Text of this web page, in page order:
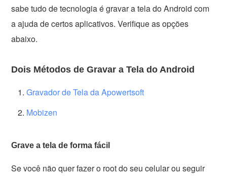
sabe tudo de tecnologia é gravar a tela do Android com
a ajuda de certos aplicativos. Verifique as opções
abaixo.
Dois Métodos de Gravar a Tela do Android
Gravador de Tela da Apowertsoft
Mobizen
Grave a tela de forma fácil
Se você não quer fazer o root do seu celular ou seguir